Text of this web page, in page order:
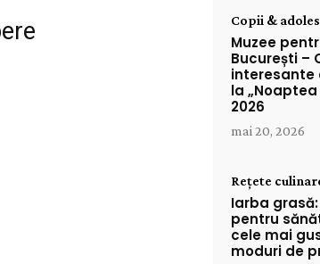
Copii &
Muzee
București –
interesante
la „Noaptea
2026
mai 20, 2026
Rețete
Iarba
pentru
cele mai
moduri de